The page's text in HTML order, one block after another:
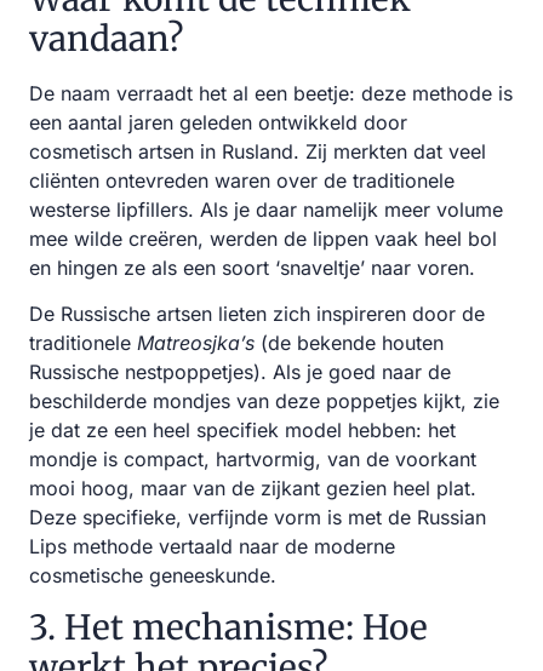
vandaan?
De naam verraadt het al een beetje: deze methode is
een aantal jaren geleden ontwikkeld door
cosmetisch artsen in Rusland. Zij merkten dat veel
cliënten ontevreden waren over de traditionele
westerse lipfillers. Als je daar namelijk meer volume
mee wilde creëren, werden de lippen vaak heel bol
en hingen ze als een soort ‘snaveltje’ naar voren.
De Russische artsen lieten zich inspireren door de
traditionele Matreosjka’s (de bekende houten
Russische nestpoppetjes). Als je goed naar de
beschilderde mondjes van deze poppetjes kijkt, zie
je dat ze een heel specifiek model hebben: het
mondje is compact, hartvormig, van de voorkant
mooi hoog, maar van de zijkant gezien heel plat.
Deze specifieke, verfijnde vorm is met de Russian
Lips methode vertaald naar de moderne
cosmetische geneeskunde.
3. Het mechanisme: Hoe